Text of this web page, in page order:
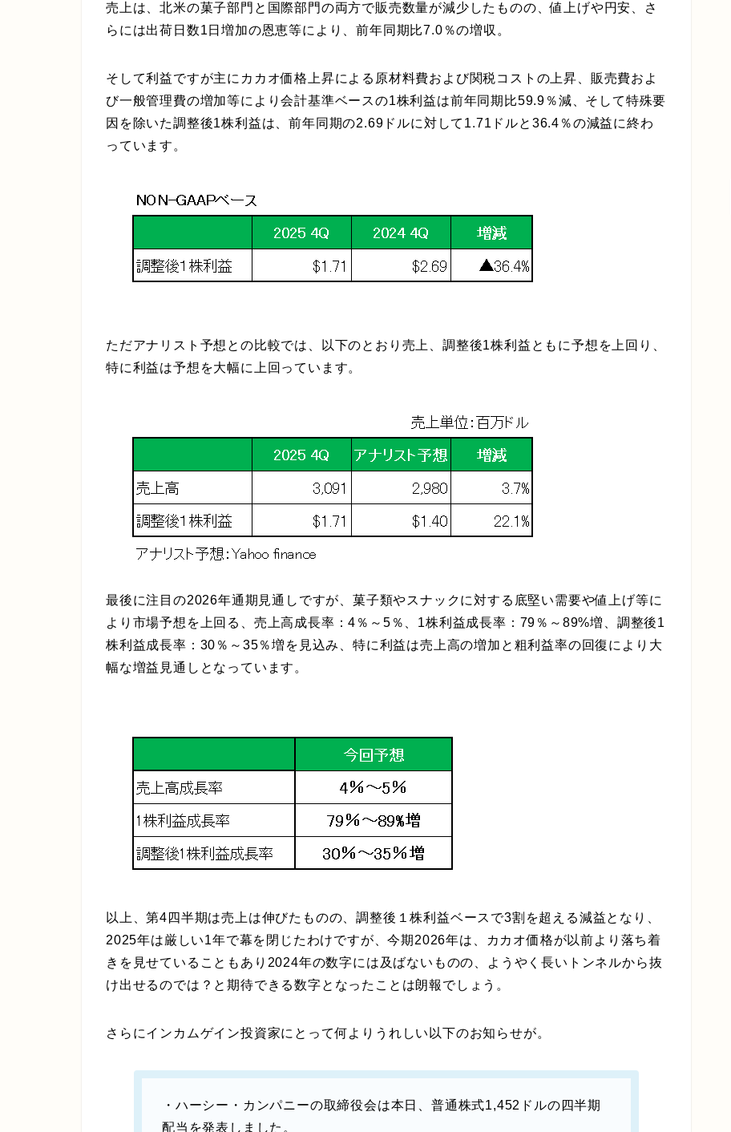
売上は、北米の菓子部門と国際部門の両方で販売数量が減少したものの、値上げや円安、さ
らには出荷日数1日増加の恩恵等により、前年同期比7.0％の増収。
そして利益ですが主にカカオ価格上昇による原材料費および関税コストの上昇、販売費およ
び一般管理費の増加等により会計基準ベースの1株利益は前年同期比59.9％減、そして特殊要
因を除いた調整後1株利益は、前年同期の2.69ドルに対して1.71ドルと36.4％の減益に終わ
っています。
ただアナリスト予想との比較では、以下のとおり売上、調整後1株利益ともに予想を上回り、
特に利益は予想を大幅に上回っています。
最後に注目の2026年通期見通しですが、菓子類やスナックに対する底堅い需要や値上げ等に
より市場予想を上回る、 売上高成長率：4％～5％、1株利益成長率：79％～89%増、調整後1
株利益成長率：30％～35％増 を見込み、特に利益は売上高の増加と粗利益率の回復により大
幅な増益見通しとなっています。
以上、第4四半期は売上は伸びたものの、調整後１株利益ベースで3割を超える減益となり、
2025年は厳しい1年で幕を閉じたわけですが、今期2026年は、カカオ価格が以前より落ち着
きを見せていることもあり2024年の数字には及ばないものの、ようやく長いトンネルから抜
け出せるのでは？と期待できる数字となったことは朗報でしょう。
さらにインカムゲイン投資家にとって何よりうれしい以下のお知らせが。
・ハーシー・カンパニーの取締役会は本日、普通株式1,452ドルの四半期
配当を発表しました。